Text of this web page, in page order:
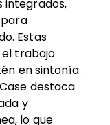
integrados,
para
Estas
el trabajo
en sintonía.
destaca
y
lo que